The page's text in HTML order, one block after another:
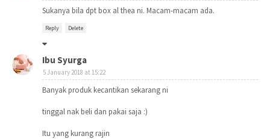
Sukanya bila dpt box al thea ni. Macam-macam ada.
Reply Delete
Ibu Syurga
5 January 2018 at 15:22
Banyak produk kecantikan sekarang ni
tinggal nak beli dan pakai saja :)
Itu yang kurang rajin